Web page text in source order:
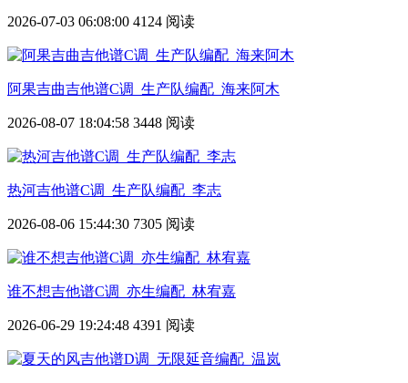
2026-07-03 06:08:00 4124 阅读
阿果吉曲吉他谱C调_生产队编配_海来阿木
2026-08-07 18:04:58 3448 阅读
热河吉他谱C调_生产队编配_李志
2026-08-06 15:44:30 7305 阅读
谁不想吉他谱C调_亦生编配_林宥嘉
2026-06-29 19:24:48 4391 阅读